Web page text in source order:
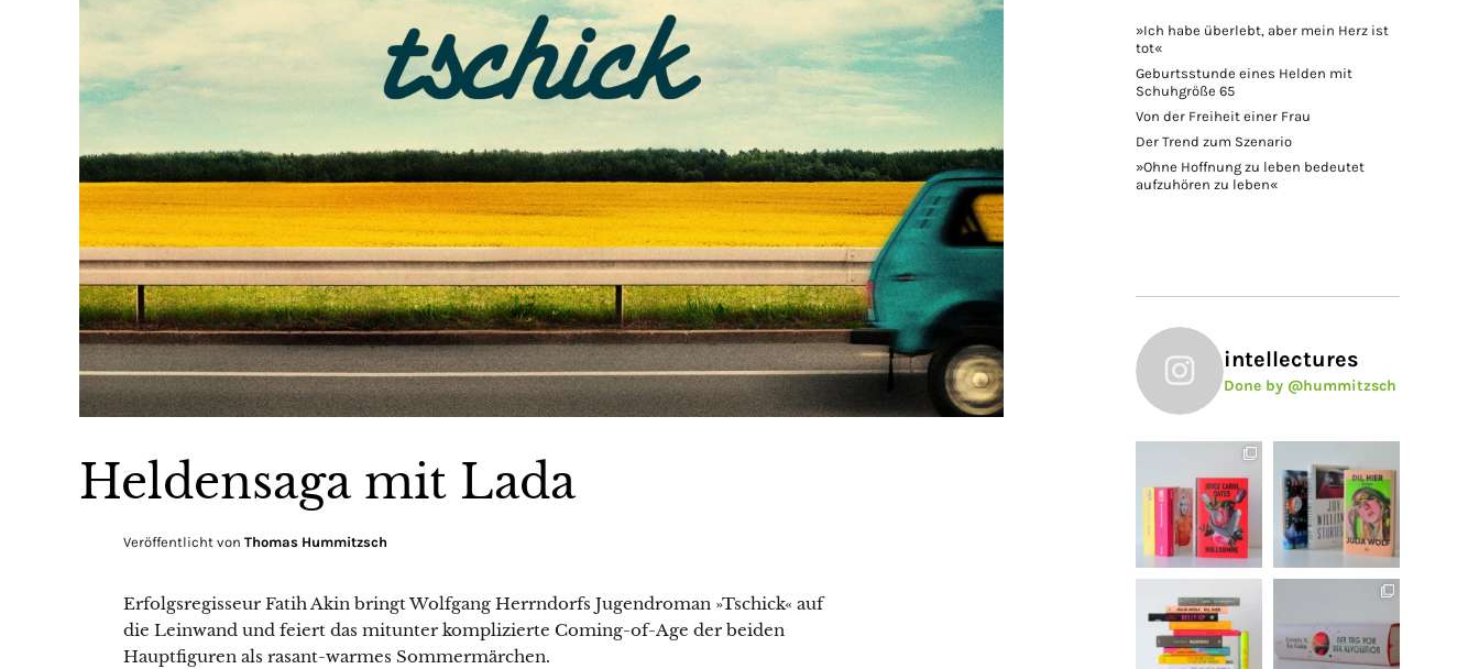
Heldensaga mit Lada
Veröffentlicht von Thomas Hummitzsch
Erfolgsregisseur Fatih Akin bringt Wolfgang Herrndorfs Jugendroman »Tschick« auf
die Leinwand und feiert das mitunter komplizierte Coming-of-Age der beiden
Hauptfiguren als rasant-warmes Sommermärchen.
»Ich habe überlebt, aber mein Herz ist
tot«
Geburtsstunde eines Helden mit
Schuhgröße 65
Von der Freiheit einer Frau
Der Trend zum Szenario
»Ohne Hoffnung zu leben bedeutet
aufzuhören zu leben«
intellectures
Done by @hummitzsch